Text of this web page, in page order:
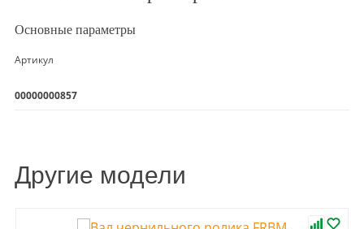
Основные параметры
Артикул
00000000857
Другие модели